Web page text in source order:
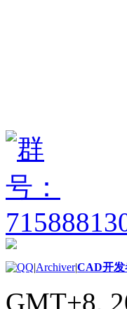
|Archiver|CAD开发
GMT+8,